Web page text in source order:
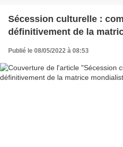
Sécession culturelle :
définitivement de la
Publié le 08/05/2022 à 08:53